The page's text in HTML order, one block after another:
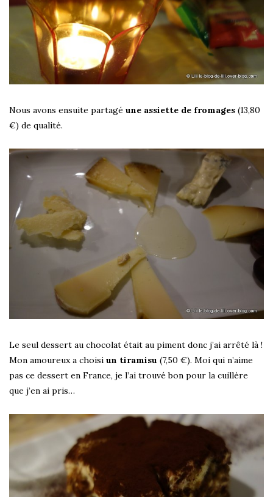
Nous avons ensuite partagé une assiette de fromages (13,80
€) de qualité.
Le seul dessert au chocolat était au piment donc j’ai arrêté là !
Mon amoureux a choisi un tiramisu (7,50 €). Moi qui n’aime
pas ce dessert en France, je l’ai trouvé bon pour la cuillère
que j’en ai pris…